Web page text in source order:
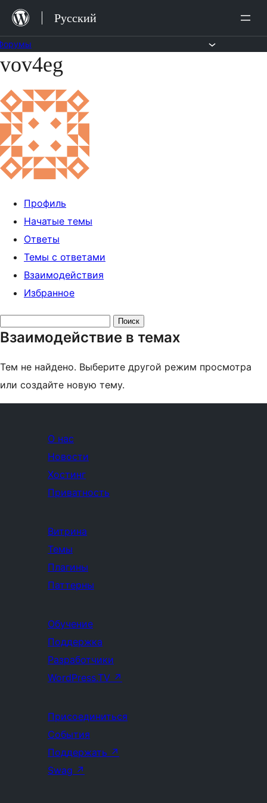
Перейти
содержимому
Русский
Перейти
содержимому
vov4eg
Профиль
Начатые темы
Ответы
Темы с ответами
Взаимодействия
Избранное
тем:
Взаимодействие в темах
Тем не найдено. Выберите другой режим просмотра
или создайте новую тему.
О нас
Новости
Хостинг
Приватность
Витрина
Темы
Плагины
Паттерны
Обучение
Поддержка
Разработчики
WordPress.TV ↗
Присоединиться
События
Поддержать ↗
Swag ↗